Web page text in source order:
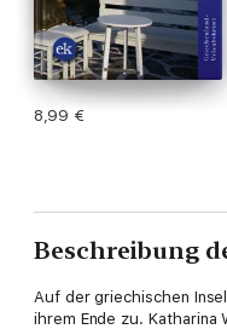
8,99 €
Beschreibung
Auf der griechischen
ihrem Ende zu. Katharina